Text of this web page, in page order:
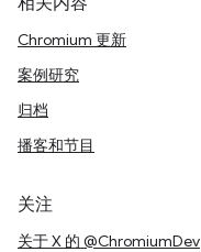
Chromium 更新
案例研究
归档
播客和节目
关注
关于 X 的 @ChromiumDev